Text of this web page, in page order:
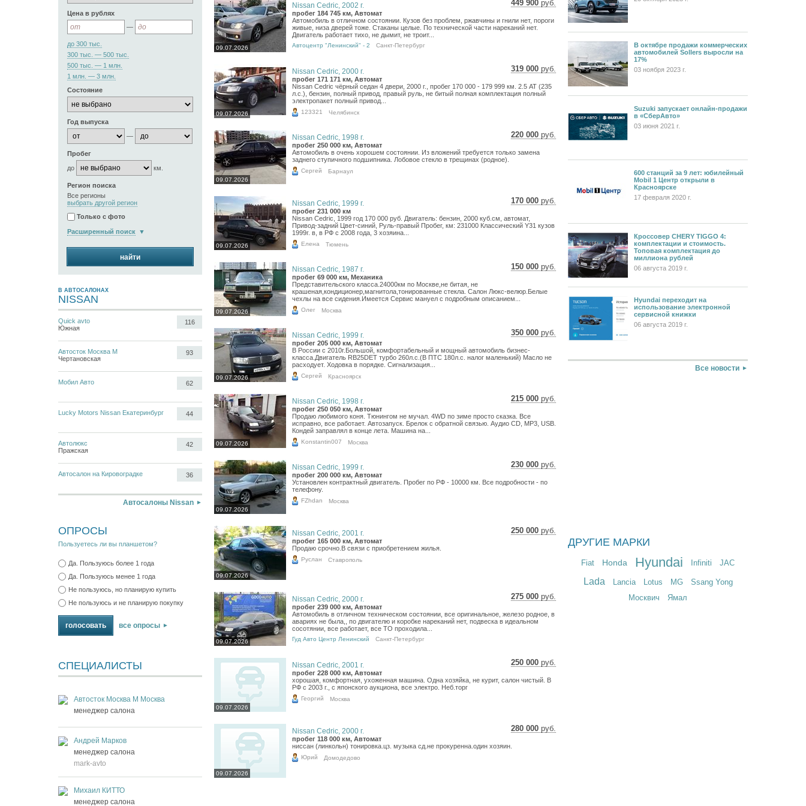
Цена в рублях
—
до 300 тыс.
300 тыс. — 500 тыс.
500 тыс. — 1 млн.
1 млн. — 3 млн.
Состояние
Год выпуска
—
Пробег
до
км.
Регион поиска
Все регионы
выбрать другой регион
Только с фото
Расширенный поиск
найти
В АВТОСАЛОНАХ
NISSAN
Quick avto
Южная
116
Автосток Москва М
Чертановская
93
Мобил Авто 62
Lucky Motors Nissan Екатеринбург 44
Автолюкс
Пражская
42
Автосалон на Кировоградке 36
Автосалоны Nissan
ОПРОСЫ
Пользуетесь ли вы планшетом?
Да. Пользуюсь более 1 года
Да. Пользуюсь менее 1 года
Не пользуюсь, но планирую купить
Не пользуюсь и не планирую покупку
все опросы
СПЕЦИАЛИСТЫ
Автосток Москва М Москва
менеджер салона
Андрей Марков
менеджер салона
mark-avto
Михаил КИТТО
менеджер салона
09.07.2026
449 900 руб.
6 580 €
Nissan Cedric, 2002 г.
пробег 184 745 км, Автомат
Автомобиль в отличном состоянии. Кузов без проблем, ржавчины и гнили нет, пороги
живые, низа дверей тоже. Стаканы целые. По технической части нареканий нет.
Двигатель работает тихо, не дымит, не троит...
Автоцентр "Ленинский" - 2 Санкт-Петербург
09.07.2026
319 000 руб.
4 665 €
Nissan Cedric, 2000 г.
пробег 171 171 км, Автомат
Nissan Cedric чёрный седан 4 двери, 2000 г., пробег 170 000 - 179 999 км. 2.5 AT (235
л.с.), бензин, полный привод, правый руль, не битый полная комплектация полный
электропакет полный привод...
123321 Челябинск
09.07.2026
220 000 руб.
3 217 €
Nissan Cedric, 1998 г.
пробег 250 000 км, Автомат
Автомобиль в очень хорошем состоянии. Из вложений требуется только замена
заднего ступичного подшипника. Лобовое стекло в трещинах (родное).
Сергей Барнаул
09.07.2026
170 000 руб.
2 486 €
Nissan Cedric, 1999 г.
пробег 231 000 км
Nissan Cedric, 1999 год 170 000 руб. Двигатель: бензин, 2000 куб.см, автомат,
Привод-задний Цвет-синий, Руль-правый Пробег, км: 231000 Классический Y31 кузов
1999г. в, в РФ с 2008 года, 3 хозяина...
Елена Тюмень
09.07.2026
150 000 руб.
Nissan Cedric, 1987 г.
пробег 69 000 км, Механика
Представительского класса.24000км по Москве,не битая, не
крашеная,кондиционер,магнитола,тонированные стекла. Салон Люкс-велюр.Белые
чехлы на все сидения.Имеется Сервис мануел с подробным описанием...
Олег Москва
09.07.2026
350 000 руб.
5 119 €
Nissan Cedric, 1999 г.
пробег 205 000 км, Автомат
В России с 2010г.Большой, комфортабельный и мощный автомобиль бизнес-
класса.Двигатель RB25DET турбо 260л.с.(В ПТС 180л.с. налог маленький) Масло не
расходует. Ходовка в порядке. Сигнализация...
Сергей Красноярск
09.07.2026
215 000 руб.
3 144 €
Nissan Cedric, 1998 г.
пробег 250 050 км, Автомат
Продаю любимого коня. Тюнингом не мучал. 4WD по зиме просто сказка. Все
исправно, все работает. Автозапуск. Брелок с обратной связью. Аудио CD, MP3, USB.
Кондей заправлял в конце лета. Машина на...
Konstantin007 Москва
09.07.2026
230 000 руб.
3 364 €
Nissan Cedric, 1999 г.
пробег 200 000 км, Автомат
Установлен контрактный двигатель. Пробег по РФ - 10000 км. Все подробности - по
телефону.
FZhdan Москва
09.07.2026
250 000 руб.
Nissan Cedric, 2001 г.
пробег 165 000 км, Автомат
Продаю срочно.В связи с приобретением жилья.
Руслан Ставрополь
09.07.2026
275 000 руб.
4 022 €
Nissan Cedric, 2000 г.
пробег 239 000 км, Автомат
Автомобиль в отличном техническом состоянии, все оригинальное, железо родное, в
авариях не была,, по двигателю и коробке нареканий нет, подвеска в идеальном
сосотянии, все работает, все ТО проходила...
Гуд Авто Центр Ленинский Санкт-Петербург
09.07.2026
250 000 руб.
3 656 €
Nissan Cedric, 2001 г.
пробег 228 000 км, Автомат
хорошая, комфортная, ухоженная машина. Одна хозяйка, не курит, салон чистый. В
РФ с 2003 г., с японского аукциона, все электро. Неб.торг
Георгий Москва
09.07.2026
280 000 руб.
Nissan Cedric, 2000 г.
пробег 118 000 км, Автомат
ниссан (линкольн) тонировка.цз. музыка сд.не прокуренна.один хозяин.
Юрий Домодедово
В октябре продажи коммерческих
автомобилей Sollers выросли на
17%
03 ноября 2023 г.
Suzuki запускает онлайн-продажи
в «СберАвто»
03 июня 2021 г.
600 станций за 9 лет: юбилейный
Mobil 1 Центр открыли в
Красноярске
17 февраля 2020 г.
Кроссовер CHERY TIGGO 4:
комплектации и стоимость.
Топовая комплектация до
миллиона рублей
06 августа 2019 г.
Hyundai переходит на
использование электронной
сервисной книжки
06 августа 2019 г.
Все новости
ДРУГИЕ МАРКИ
Fiat Honda Hyundai Infiniti JAC
Lada Lancia Lotus MG
Ssang Yong
Москвич
Ямал